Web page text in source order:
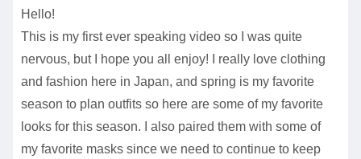
Hello!
This is my first ever speaking video so I was quite
nervous, but I hope you all enjoy! I really love clothing
and fashion here in Japan, and spring is my favorite
season to plan outfits so here are some of my favorite
looks for this season. I also paired them with some of
my favorite masks since we need to continue to keep